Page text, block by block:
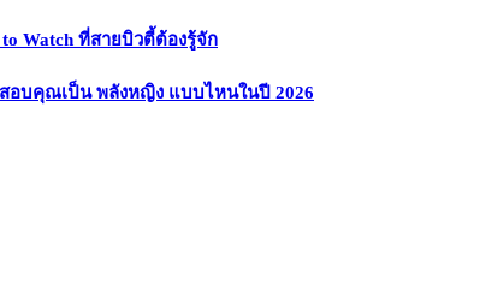
Watch ที่สายบิวตี้ต้องรู้จัก
สอบคุณเป็น พลังหญิง แบบไหนในปี 2026